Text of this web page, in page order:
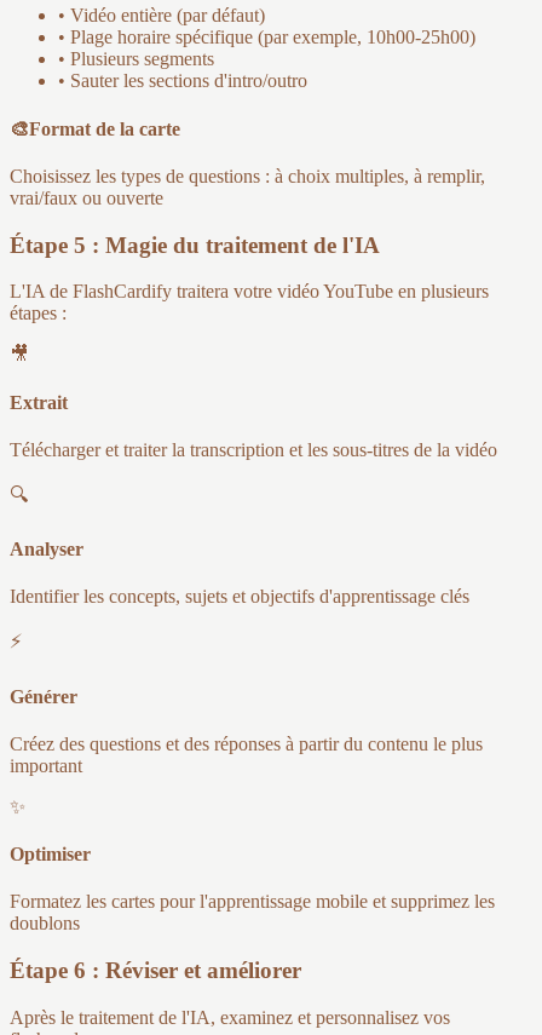
• Vidéo entière (par défaut)
• Plage horaire spécifique (par exemple, 10h00-25h00)
• Plusieurs segments
• Sauter les sections d'intro/outro
🎨Format de la carte
Choisissez les types de questions : à choix multiples, à remplir,
vrai/faux ou ouverte
Étape 5 : Magie du traitement de l'IA
L'IA de FlashCardify traitera votre vidéo YouTube en plusieurs
étapes :
🎥
Extrait
Télécharger et traiter la transcription et les sous-titres de la vidéo
🔍
Analyser
Identifier les concepts, sujets et objectifs d'apprentissage clés
⚡
Générer
Créez des questions et des réponses à partir du contenu le plus
important
✨
Optimiser
Formatez les cartes pour l'apprentissage mobile et supprimez les
doublons
Étape 6 : Réviser et améliorer
Après le traitement de l'IA, examinez et personnalisez vos